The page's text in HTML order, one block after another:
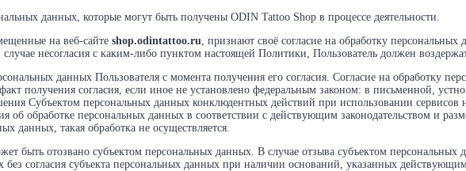
данных, которые могут быть получены ODIN Tattoo Shop в процессе деятельности.
на веб-сайте shop.odintattoo.ru, признают своё согласие на обработку
несогласия с каким-либо пунктом настоящей Политики, Пользователь должен
данных Пользователя с момента получения его согласия. Согласие на обработку
получения согласия, если иное не установлено федеральным законом: в письменной,
Субъектом персональных данных конклюдентных действий при использовании сервисов
об обработке персональных данных в соответствии с действующим законодательством и
данных, такая обработка не осуществляется.
быть отозвано субъектом персональных данных. В случае отзыва субъектом персональных
согласия субъекта персональных данных при наличии оснований, указанных действующим